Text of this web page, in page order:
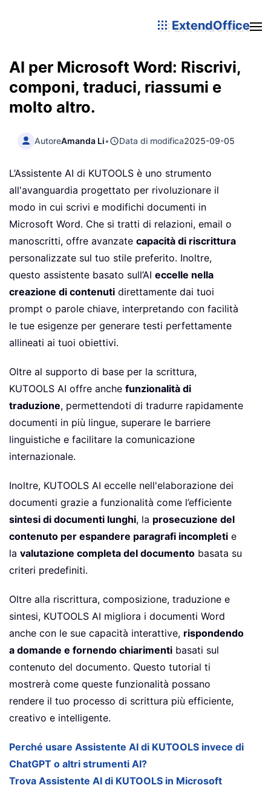
ExtendOffice
AI per Microsoft Word: Riscrivi,
componi, traduci, riassumi e
molto altro.
AutoreAmanda Li• Data di modifica2025-09-05
L’Assistente AI di KUTOOLS è uno strumento
all'avanguardia progettato per rivoluzionare il
modo in cui scrivi e modifichi documenti in
Microsoft Word. Che si tratti di relazioni, email o
manoscritti, offre avanzate capacità di riscrittura
personalizzate sul tuo stile preferito. Inoltre,
questo assistente basato sull’AI eccelle nella
creazione di contenuti direttamente dai tuoi
prompt o parole chiave, interpretando con facilità
le tue esigenze per generare testi perfettamente
allineati ai tuoi obiettivi.
Oltre al supporto di base per la scrittura,
KUTOOLS AI offre anche funzionalità di
traduzione, permettendoti di tradurre rapidamente
documenti in più lingue, superare le barriere
linguistiche e facilitare la comunicazione
internazionale.
Inoltre, KUTOOLS AI eccelle nell'elaborazione dei
documenti grazie a funzionalità come l’efficiente
sintesi di documenti lunghi, la prosecuzione del
contenuto per espandere paragrafi incompleti e
la valutazione completa del documento basata su
criteri predefiniti.
Oltre alla riscrittura, composizione, traduzione e
sintesi, KUTOOLS AI migliora i documenti Word
anche con le sue capacità interattive, rispondendo
a domande e fornendo chiarimenti basati sul
contenuto del documento. Questo tutorial ti
mostrerà come queste funzionalità possano
rendere il tuo processo di scrittura più efficiente,
creativo e intelligente.
Perché usare Assistente AI di KUTOOLS invece di
ChatGPT o altri strumenti AI?
Trova Assistente AI di KUTOOLS in Microsoft